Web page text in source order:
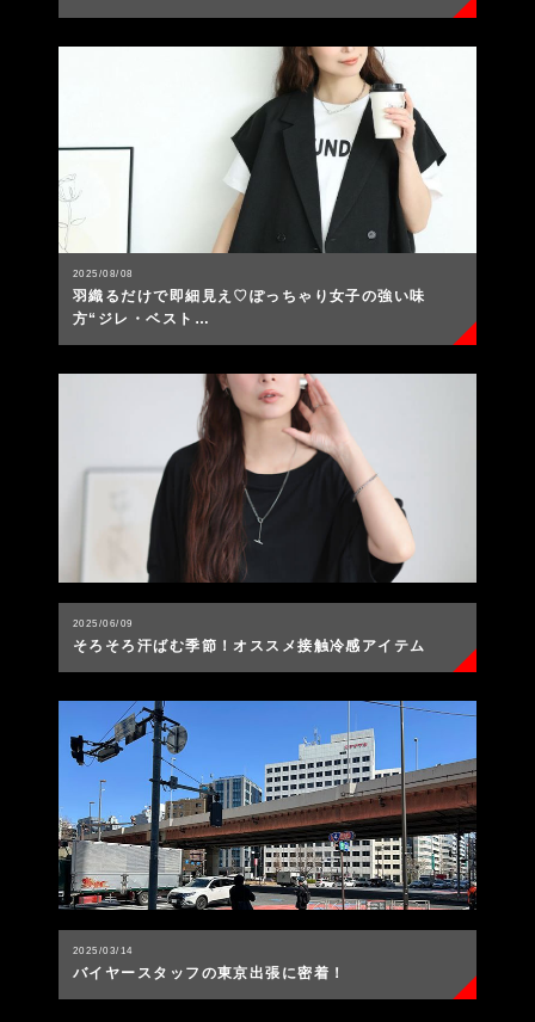
2025/08/08
羽織るだけで即細見え♡ぽっちゃり女子の強い味
方“ジレ・ベスト…
2025/06/09
そろそろ汗ばむ季節！オススメ接触冷感アイテム
2025/03/14
バイヤースタッフの東京出張に密着！